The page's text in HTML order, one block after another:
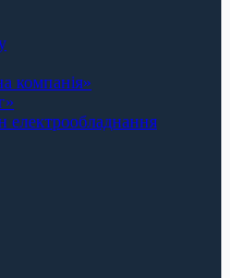
компанія»
електрообладнання